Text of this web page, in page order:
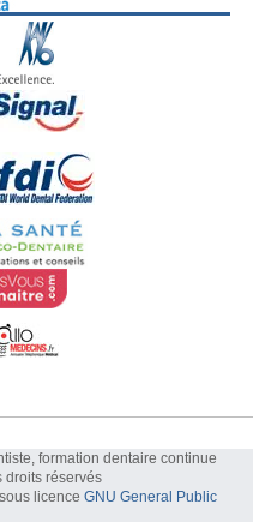
formation dentaire continue
droits réservés
licence GNU General Public